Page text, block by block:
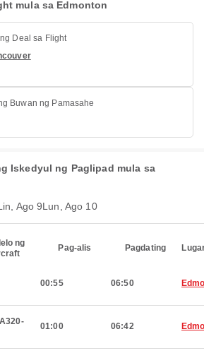
mula sa Edmonton
Deal sa Flight
Buwan ng Pamasahe
Iskedyul ng Paglipad mula sa
Ago 9Lun, Ago 10
ng
Pag-alis Pagdating
00:55 06:50
01:00 06:42